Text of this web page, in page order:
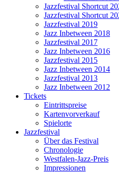
Jazzfestival Shortcut
Jazzfestival Shortcut
Jazzfestival 2019
Jazz Inbetween 2018
Jazzfestival 2017
Jazz Inbetween 2016
Jazzfestival 2015
Jazz Inbetween 2014
Jazzfestival 2013
Jazz Inbetween 2012
Tickets
Eintrittspreise
Kartenvorverkauf
Spielorte
Jazzfestival
Über das Festival
Chronologie
Westfalen-Jazz-Preis
Impressionen